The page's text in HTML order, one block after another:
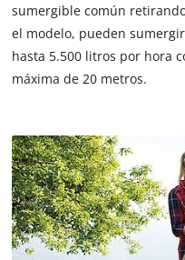
sumergible común
el modelo, pueden
hasta 5.500 litros por hora
máxima de 20 metros.